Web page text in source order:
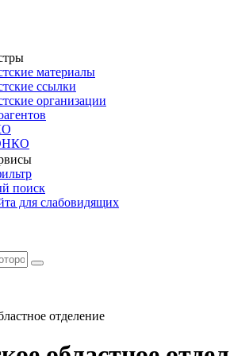
материалы
ссылки
организации
поиск
для слабовидящих
отделение